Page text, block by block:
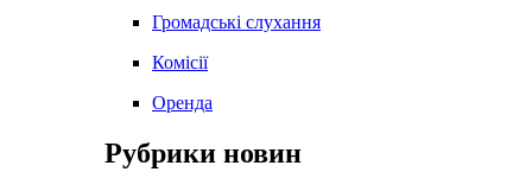
Громадські слухання
Комісії
Оренда
Рубрики новин